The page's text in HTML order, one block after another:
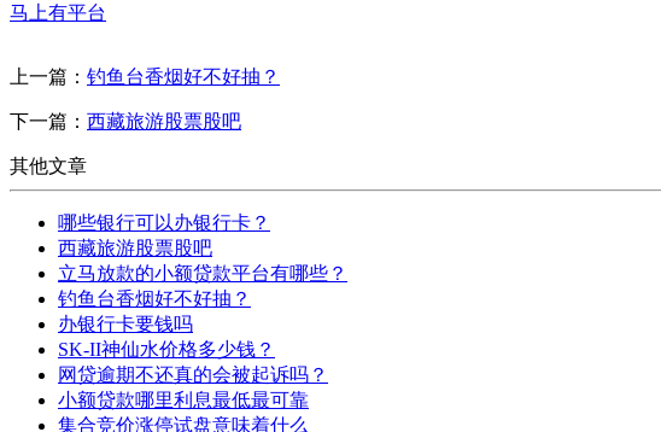
马上有平台
上一篇： 钓鱼台香烟好不好抽？
下一篇： 西藏旅游股票股吧
其他文章
哪些银行可以办银行卡？
西藏旅游股票股吧
立马放款的小额贷款平台有哪些？
钓鱼台香烟好不好抽？
办银行卡要钱吗
SK-II神仙水价格多少钱？
网贷逾期不还真的会被起诉吗？
小额贷款哪里利息最低最可靠
集合竞价涨停试盘意味着什么